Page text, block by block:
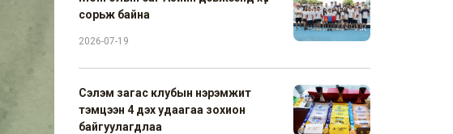
сорьж байна
2026-07-19
Сэлэм загас клубын нэрэмжит
тэмцээн 4 дэх удаагаа зохион
байгуулагдлаа